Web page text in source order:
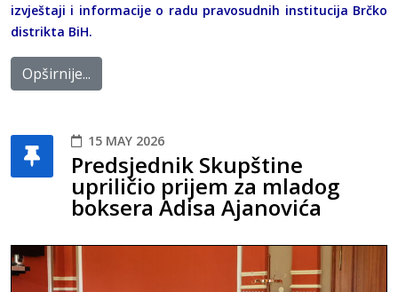
izvještaji i informacije o radu pravosudnih institucija Brčko
distrikta BiH.
Opširnije...
15 MAY 2026
Predsjednik Skupštine
upriličio prijem za mladog
boksera Adisa Ajanovića